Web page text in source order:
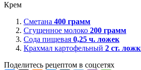
Крем
Сметана 400 грамм
Сгущенное молоко 200 грамм
Сода пищевая 0,25 ч. ложек
Крахмал картофельный 2 ст.
Поделитесь рецептом в соцсетях